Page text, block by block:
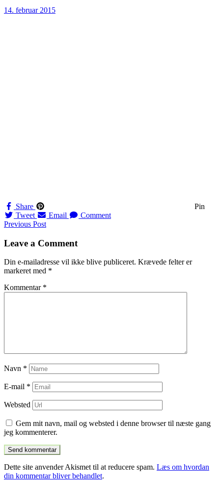
14. februar 2015
Share
Pin
Tweet
Email Comment
Navigation
til
Previous Post
Leave a Comment
Din e-mailadresse vil ikke blive publiceret. Krævede felter er
markeret med *
Kommentar *
Navn *
E-mail *
Websted
Gem mit navn, mail og websted i denne browser til næste gang
jeg kommenterer.
Dette site anvender Akismet til at reducere spam. Læs om hvordan
din kommentar bliver behandlet.